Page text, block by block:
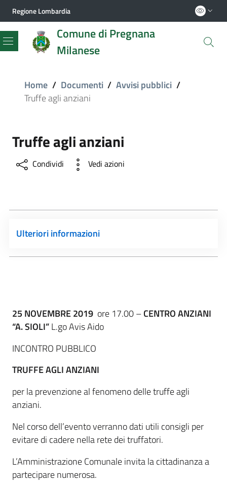
Regione Lombardia
Comune di Pregnana
Milanese
Menu
Home / Documenti / Avvisi pubblici /
Truffe agli anziani
Truffe agli anziani
Condividi Vedi azioni
Ulteriori informazioni
25 NOVEMBRE 2019 ore 17.00 –CENTRO ANZIANI
“A. SIOLI”L.go Avis Aido
INCONTRO PUBBLICO
TRUFFE AGLI ANZIANI
per la prevenzione al fenomeno delle truffe agli
anziani.
Nel corso dell’evento verranno dati utili consigli per
evitare di cadere nella rete dei truffatori.
L’Amministrazione Comunale invita la cittadinanza a
partecipare numerosa.